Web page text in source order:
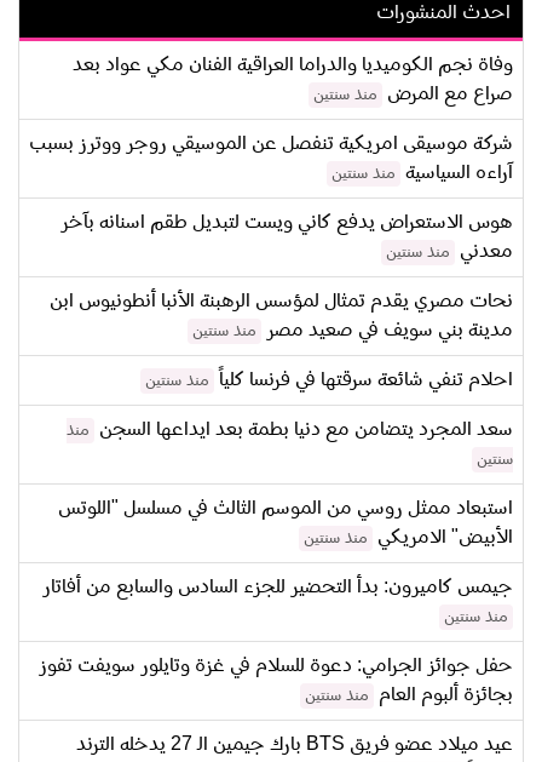
احدث المنشورات
وفاة نجم الكوميديا والدراما العراقية الفنان مكي عواد بعد
صراع مع المرض
منذ سنتين
شركة موسيقى امريكية تنفصل عن الموسيقي روجر ووترز بسبب
آراءه السياسية
منذ سنتين
هوس الاستعراض يدفع كاني ويست لتبديل طقم اسنانه بآخر
معدني
منذ سنتين
نحات مصري يقدم تمثال لمؤسس الرهبنة الأنبا أنطونيوس ابن
مدينة بني سويف في صعيد مصر
منذ سنتين
احلام تنفي شائعة سرقتها في فرنسا كلياً منذ سنتين
سعد المجرد يتضامن مع دنيا بطمة بعد ايداعها السجن
منذ
سنتين
استبعاد ممثل روسي من الموسم الثالث في مسلسل "اللوتس
الأبيض" الامريكي
منذ سنتين
جيمس كاميرون: بدأ التحضير للجزء السادس والسابع من أفاتار
منذ سنتين
حفل جوائز الجرامي: دعوة للسلام في غزة وتايلور سويفت تفوز
بجائزة ألبوم العام
منذ سنتين
عيد ميلاد عضو فريق BTS بارك جيمين الـ 27 يدخله الترند